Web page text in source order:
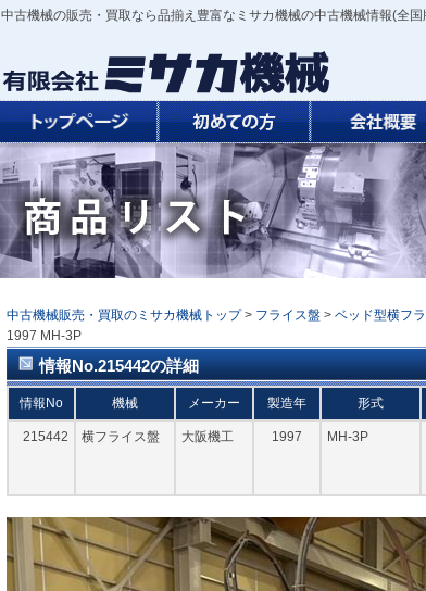
中古機械の販売・買取なら品揃え豊富なミサカ機械の中古機械情報(全
中古機械販売・買取のミサカ機械トップ > フライス盤 > ベッド型横フ
1997 MH-3P
情報No.215442の詳細
情報No 機械 メーカー 製造年 形式
215442 横フライス盤 大阪機工 1997 MH-3P